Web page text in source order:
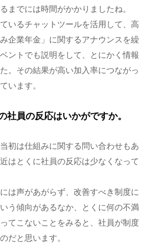
までには時間がかかりましたね。
いるチャットツールを活用して、高
企業年金」に関するアナウンスを繰
ントでも説明をして、とにかく情報
。その結果が高い加入率につながっ
います。
社員の反応はいかがですか。
初は仕組みに関する問い合わせもあ
はとくに社員の反応は少なくなって
は声があがらず、改善すべき制度に
う傾向があるなか、とくに何の不満
てこないことをみると、社員が制度
だと思います。